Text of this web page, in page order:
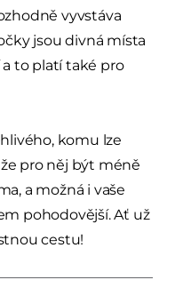
vyvstáva
jsou divná místa
to platí také pro
komu lze
pro něj být méně
a možná i vaše
pohodovější. Ať už
cestu!